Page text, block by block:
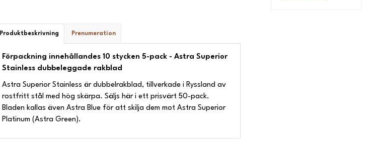
Produktbeskrivning Prenumeration
Förpackning innehållandes 10 stycken 5-pack - Astra Superior
Stainless dubbeleggade rakblad
Astra Superior Stainless är dubbelrakblad, tillverkade i Ryssland av
rostfritt stål med hög skärpa. Säljs här i ett prisvärt 50-pack.
Bladen kallas även Astra Blue för att skilja dem mot Astra Superior
Platinum (Astra Green).